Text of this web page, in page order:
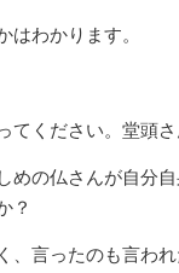
はわかります。
てください。堂頭
めの仏さんが自分
？
、言ったのも言わ